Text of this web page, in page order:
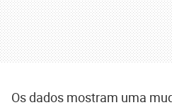
Os dados mostram uma